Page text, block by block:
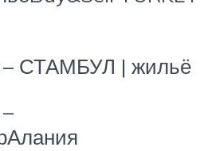
– СТАМБУЛ | жильё